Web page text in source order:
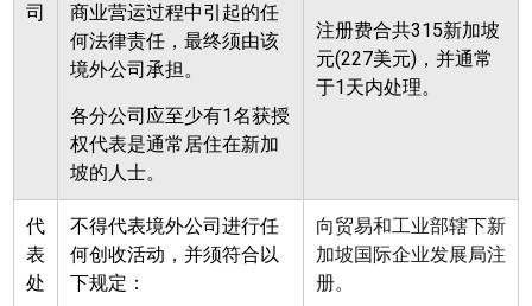
司
商业营运过程中引起的任
何法律责任，最终须由该
境外公司承担。
各分公司应至少有1名获授
权代表是通常居住在新加
坡的人士。
注册费合共315新加坡
元(227美元) ，并通常
于1天内处理。
代
表
处
不得代表境外公司进行任
何创收活动，并须符合以
下规定：
向贸易和工业部辖下新
加坡国际企业发展局注
册。